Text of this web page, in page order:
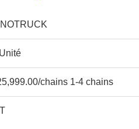
chains 1-4 chains